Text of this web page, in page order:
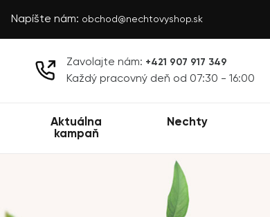
Napíšte nám: obchod@nechtovyshop.sk
Zavolajte nám: +421 907 917 349
Každý pracovný deň od 07:30 - 16:00
Aktuálna
kampaň
Nechty